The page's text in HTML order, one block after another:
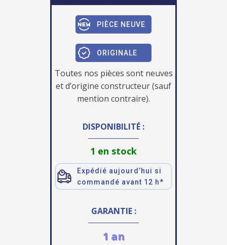
PIÈCE NEUVE
ORIGINALE
Toutes nos pièces sont neuves
et d’origine constructeur (sauf
mention contraire).
DISPONIBILITÉ :
1 en stock
Expédié aujourd’hui si
commandé avant 12 h*
GARANTIE :
1 an